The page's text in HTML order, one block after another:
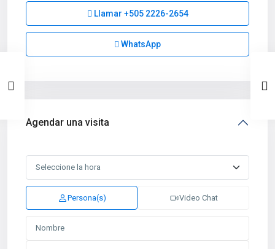
Llamar +505 2226-2654
WhatsApp
Agendar una visita
Persona(s) Video Chat